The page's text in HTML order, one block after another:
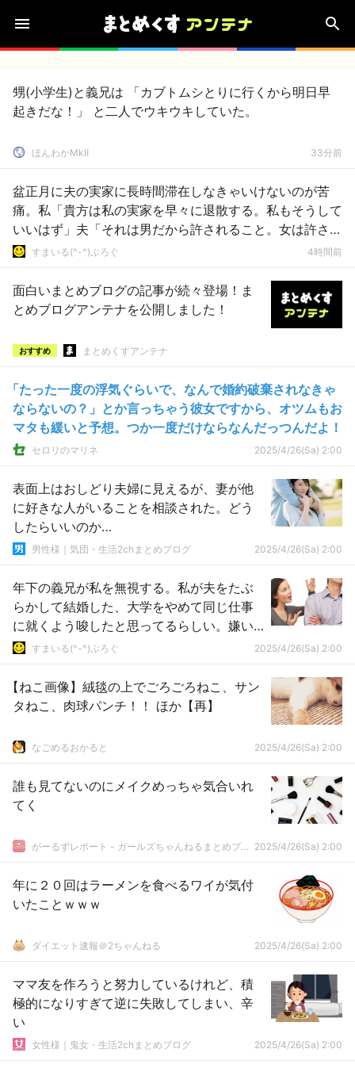
甥(小学生)と義兄は 「カブトムシとりに行くから明日早
起きだな！」 と二人でウキウキしていた。
ほんわかMkⅡ 33分前
盆正月に夫の実家に長時間滞在しなきゃいけないのが苦
痛。私「貴方は私の実家を早々に退散する。私もそうして
いいはず」夫「それは男だから許されること。女は許され
ない」すまいる(^-^)ぶろぐ 4時間前
面白いまとめブログの記事が続々登場！ま
とめブログアンテナを公開しました！
おすすめ まとめくすアンテナ
「たった一度の浮気ぐらいで、なんで婚約破棄されなきゃ
ならないの？」とか言っちゃう彼女ですから、オツムもお
マタも緩いと予想。つか一度だけならなんだっつんだよ！
セロリのマリネ 2025/4/26(Sa) 2:00
表面上はおしどり夫婦に見えるが、妻が他
に好きな人がいることを相談された。どう
したらいいのか…
男性様｜気団・生活2chまとめブログ 2025/4/26(Sa) 2:00
年下の義兄が私を無視する。私が夫をたぶ
らかして結婚した、大学をやめて同じ仕事
に就くよう唆したと思ってるらしい。嫌い
でもいいからせめて大人の対応をして欲し
すまいる(^-^)ぶろぐ 2025/4/26(Sa) 2:00
【ねこ画像】絨毯の上でごろごろねこ、サン
タねこ、肉球パンチ！！ ほか【再】
なごめるおかると 2025/4/26(Sa) 2:00
誰も見てないのにメイクめっちゃ気合いれ
てく
がーるずレポート - ガールズちゃんねるまとめブログ 2025/4/26(Sa) 2:00
年に２０回はラーメンを食べるワイが気付
いたことｗｗｗ
ダイエット速報＠2ちゃんねる 2025/4/26(Sa) 2:00
ママ友を作ろうと努力しているけれど、積
極的になりすぎて逆に失敗してしまい、辛
い
女性様｜鬼女・生活2chまとめブログ 2025/4/26(Sa) 2:00